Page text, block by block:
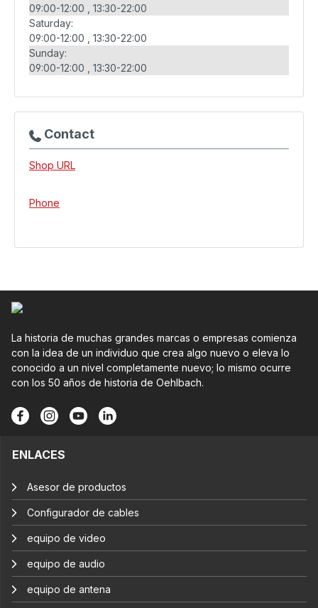
09:00-12:00
13:30-22:00
Saturday:
09:00-12:00
13:30-22:00
Sunday:
09:00-12:00
13:30-22:00
Contact
Shop URL
Phone
La historia de muchas grandes marcas o empresas comienza
con la idea de un individuo que crea algo nuevo o eleva lo
conocido a un nivel completamente nuevo; lo mismo ocurre
con los 50 años de historia de Oehlbach.
ENLACES
Asesor de productos
Configurador de cables
equipo de video
equipo de audio
equipo de antena